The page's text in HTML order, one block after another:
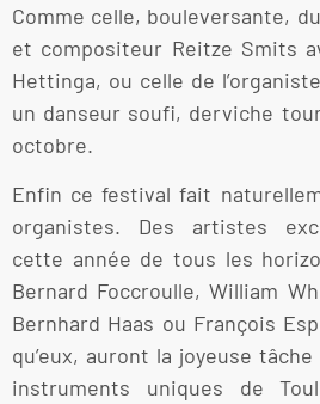
Comme celle, bouleversante,
et compositeur Reitze Smits
Hettinga, ou celle de
un danseur soufi, derviche
octobre.
Enfin ce festival fait
organistes. Des artistes
cette année de tous les
Bernard Foccroulle, William
Bernhard Haas ou François
qu’eux, auront la joyeuse
instruments uniques de